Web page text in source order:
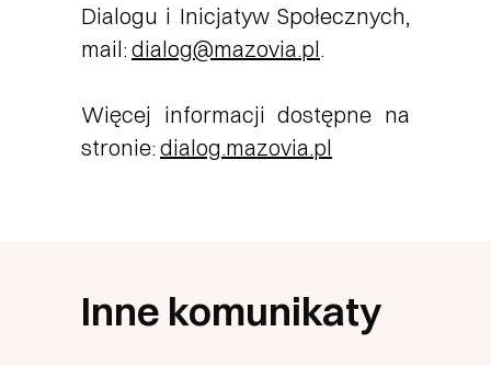
Dialogu i Inicjatyw Społecznych,
mail: dialog@mazovia.pl.
Więcej informacji dostępne na
stronie: dialog.mazovia.pl
Inne komunikaty